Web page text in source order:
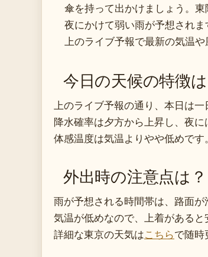
傘を持って出かけましょう。東
夜にかけて弱い雨が予想されま
上のライブ予報で最新の気温や
今日の天候の特徴は
上のライブ予報の通り、本日は一
降水確率は夕方から上昇し、夜に
体感温度は気温よりやや低めです。
外出時の注意点は？
雨が予想される時間帯は、路面が
気温が低めなので、上着があると
詳細な東京の天気はこちらで随時